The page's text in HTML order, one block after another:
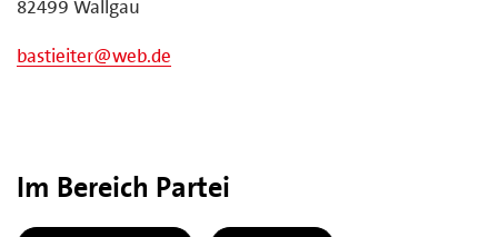
82499 Wallgau
bastieiter@web.de
Im Bereich Partei